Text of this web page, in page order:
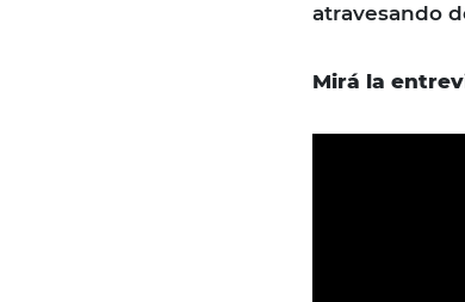
atravesando
Mirá la